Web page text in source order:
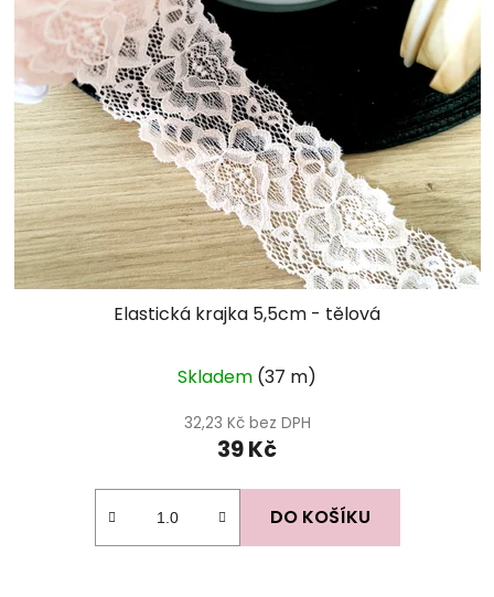
Elastická krajka 5,5cm - tělová
Skladem (37 m)
32,23 Kč bez DPH
39 Kč
DO KOŠÍKU